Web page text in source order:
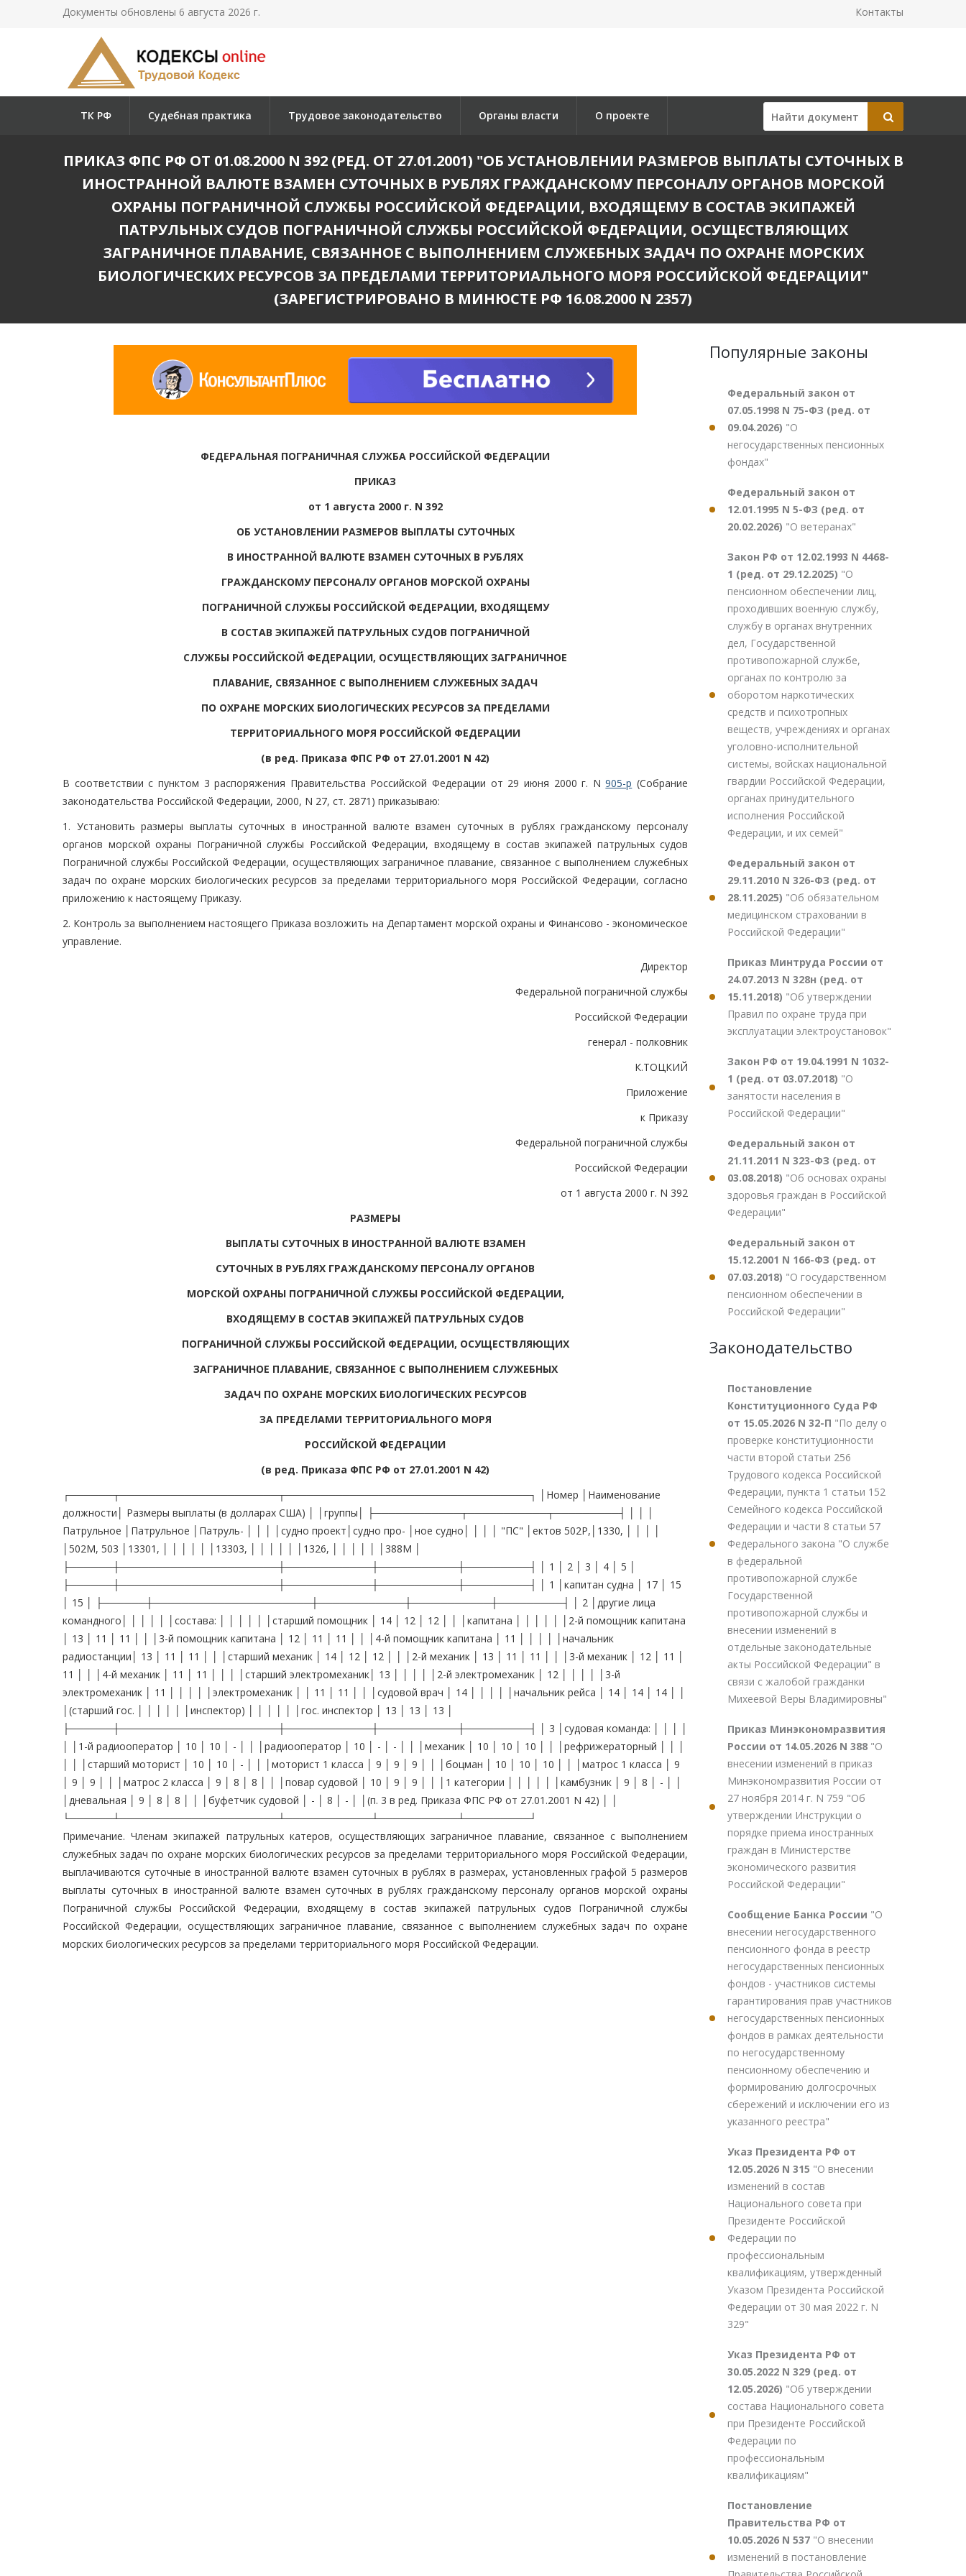
Документы обновлены 6 августа 2026 г. Контакты
ТК РФ Судебная практика Трудовое законодательство Органы власти О проекте
ПРИКАЗ ФПС РФ ОТ 01.08.2000 N 392 (РЕД. ОТ 27.01.2001) "ОБ УСТАНОВЛЕНИИ РАЗМЕРОВ ВЫПЛАТЫ СУТОЧНЫХ В
ИНОСТРАННОЙ ВАЛЮТЕ ВЗАМЕН СУТОЧНЫХ В РУБЛЯХ ГРАЖДАНСКОМУ ПЕРСОНАЛУ ОРГАНОВ МОРСКОЙ
ОХРАНЫ ПОГРАНИЧНОЙ СЛУЖБЫ РОССИЙСКОЙ ФЕДЕРАЦИИ, ВХОДЯЩЕМУ В СОСТАВ ЭКИПАЖЕЙ
ПАТРУЛЬНЫХ СУДОВ ПОГРАНИЧНОЙ СЛУЖБЫ РОССИЙСКОЙ ФЕДЕРАЦИИ, ОСУЩЕСТВЛЯЮЩИХ
ЗАГРАНИЧНОЕ ПЛАВАНИЕ, СВЯЗАННОЕ С ВЫПОЛНЕНИЕМ СЛУЖЕБНЫХ ЗАДАЧ ПО ОХРАНЕ МОРСКИХ
БИОЛОГИЧЕСКИХ РЕСУРСОВ ЗА ПРЕДЕЛАМИ ТЕРРИТОРИАЛЬНОГО МОРЯ РОССИЙСКОЙ ФЕДЕРАЦИИ"
(ЗАРЕГИСТРИРОВАНО В МИНЮСТЕ РФ 16.08.2000 N 2357)
ФЕДЕРАЛЬНАЯ ПОГРАНИЧНАЯ СЛУЖБА РОССИЙСКОЙ ФЕДЕРАЦИИ
ПРИКАЗ
от 1 августа 2000 г. N 392
ОБ УСТАНОВЛЕНИИ РАЗМЕРОВ ВЫПЛАТЫ СУТОЧНЫХ
В ИНОСТРАННОЙ ВАЛЮТЕ ВЗАМЕН СУТОЧНЫХ В РУБЛЯХ
ГРАЖДАНСКОМУ ПЕРСОНАЛУ ОРГАНОВ МОРСКОЙ ОХРАНЫ
ПОГРАНИЧНОЙ СЛУЖБЫ РОССИЙСКОЙ ФЕДЕРАЦИИ, ВХОДЯЩЕМУ
В СОСТАВ ЭКИПАЖЕЙ ПАТРУЛЬНЫХ СУДОВ ПОГРАНИЧНОЙ
СЛУЖБЫ РОССИЙСКОЙ ФЕДЕРАЦИИ, ОСУЩЕСТВЛЯЮЩИХ ЗАГРАНИЧНОЕ
ПЛАВАНИЕ, СВЯЗАННОЕ С ВЫПОЛНЕНИЕМ СЛУЖЕБНЫХ ЗАДАЧ
ПО ОХРАНЕ МОРСКИХ БИОЛОГИЧЕСКИХ РЕСУРСОВ ЗА ПРЕДЕЛАМИ
ТЕРРИТОРИАЛЬНОГО МОРЯ РОССИЙСКОЙ ФЕДЕРАЦИИ
(в ред. Приказа ФПС РФ от 27.01.2001 N 42)
В соответствии с пунктом 3 распоряжения Правительства Российской Федерации от 29 июня 2000 г. N905-р (Собрание
законодательства Российской Федерации, 2000, N 27, ст. 2871) приказываю:
1. Установить размеры выплаты суточных в иностранной валюте взамен суточных в рублях гражданскому персоналу
органов морской охраны Пограничной службы Российской Федерации, входящему в состав экипажей патрульных судов
Пограничной службы Российской Федерации, осуществляющих заграничное плавание, связанное с выполнением служебных
задач по охране морских биологических ресурсов за пределами территориального моря Российской Федерации, согласно
приложению к настоящему Приказу.
2. Контроль за выполнением настоящего Приказа возложить на Департамент морской охраны и Финансово - экономическое
управление.
Директор
Федеральной пограничной службы
Российской Федерации
генерал - полковник
К.ТОЦКИЙ
Приложение
к Приказу
Федеральной пограничной службы
Российской Федерации
от 1 августа 2000 г. N 392
РАЗМЕРЫ
ВЫПЛАТЫ СУТОЧНЫХ В ИНОСТРАННОЙ ВАЛЮТЕ ВЗАМЕН
СУТОЧНЫХ В РУБЛЯХ ГРАЖДАНСКОМУ ПЕРСОНАЛУ ОРГАНОВ
МОРСКОЙ ОХРАНЫ ПОГРАНИЧНОЙ СЛУЖБЫ РОССИЙСКОЙ ФЕДЕРАЦИИ,
ВХОДЯЩЕМУ В СОСТАВ ЭКИПАЖЕЙ ПАТРУЛЬНЫХ СУДОВ
ПОГРАНИЧНОЙ СЛУЖБЫ РОССИЙСКОЙ ФЕДЕРАЦИИ, ОСУЩЕСТВЛЯЮЩИХ
ЗАГРАНИЧНОЕ ПЛАВАНИЕ, СВЯЗАННОЕ С ВЫПОЛНЕНИЕМ СЛУЖЕБНЫХ
ЗАДАЧ ПО ОХРАНЕ МОРСКИХ БИОЛОГИЧЕСКИХ РЕСУРСОВ
ЗА ПРЕДЕЛАМИ ТЕРРИТОРИАЛЬНОГО МОРЯ
РОССИЙСКОЙ ФЕДЕРАЦИИ
(в ред. Приказа ФПС РФ от 27.01.2001 N 42)
┌──────┬──────────────────────┬──────────────────────────────────┐ │Номер │Наименование
должности│ Размеры выплаты (в долларах США) │ │группы│ ├────────────┬───────────┬─────────┤ │ │ │
Патрульное │Патрульное │Патруль- │ │ │ │судно проект│судно про- │ное судно│ │ │ │ "ПС" │ектов 502Р,│1330, │ │ │ │
│502М, 503 │13301, │ │ │ │ │ │13303, │ │ │ │ │ │1326, │ │ │ │ │ │388М │
├──────┼──────────────────────┼────────────┼───────────┼─────────┤ │ 1 │ 2 │ 3 │ 4 │ 5 │
├──────┼──────────────────────┼────────────┼───────────┼─────────┤ │ 1 │капитан судна │ 17 │ 15
│ 15 │ ├──────┼──────────────────────┼────────────┼───────────┼─────────┤ │ 2 │другие лица
командного│ │ │ │ │ │состава: │ │ │ │ │ │старший помощник │ 14 │ 12 │ 12 │ │ │капитана │ │ │ │ │ │2-й помощник капитана
│ 13 │ 11 │ 11 │ │ │3-й помощник капитана │ 12 │ 11 │ 11 │ │ │4-й помощник капитана │ 11 │ │ │ │ │начальник
радиостанции│ 13 │ 11 │ 11 │ │ │старший механик │ 14 │ 12 │ 12 │ │ │2-й механик │ 13 │ 11 │ 11 │ │ │3-й механик │ 12 │ 11 │
11 │ │ │4-й механик │ 11 │ 11 │ │ │ │старший электромеханик│ 13 │ │ │ │ │2-й электромеханик │ 12 │ │ │ │ │3-й
электромеханик │ 11 │ │ │ │ │электромеханик │ │ 11 │ 11 │ │ │судовой врач │ 14 │ │ │ │ │начальник рейса │ 14 │ 14 │ 14 │ │
│(старший гос. │ │ │ │ │ │инспектор) │ │ │ │ │ │гос. инспектор │ 13 │ 13 │ 13 │
├──────┼──────────────────────┼────────────┼───────────┼─────────┤ │ 3 │судовая команда: │ │ │ │
│ │1-й радиооператор │ 10 │ 10 │ - │ │ │радиооператор │ 10 │ - │ - │ │ │механик │ 10 │ 10 │ 10 │ │ │рефрижераторный │ │ │
│ │ │старший моторист │ 10 │ 10 │ - │ │ │моторист 1 класса │ 9 │ 9 │ 9 │ │ │боцман │ 10 │ 10 │ 10 │ │ │матрос 1 класса │ 9
│ 9 │ 9 │ │ │матрос 2 класса │ 9 │ 8 │ 8 │ │ │повар судовой │ 10 │ 9 │ 9 │ │ │1 категории │ │ │ │ │ │камбузник │ 9 │ 8 │ - │ │
│дневальная │ 9 │ 8 │ 8 │ │ │буфетчик судовой │ - │ 8 │ - │ │(п. 3 в ред. Приказа ФПС РФ от 27.01.2001 N 42) │ │
└──────┴──────────────────────┴────────────┴───────────┴─────────┘
Примечание. Членам экипажей патрульных катеров, осуществляющих заграничное плавание, связанное с выполнением
служебных задач по охране морских биологических ресурсов за пределами территориального моря Российской Федерации,
выплачиваются суточные в иностранной валюте взамен суточных в рублях в размерах, установленных графой 5 размеров
выплаты суточных в иностранной валюте взамен суточных в рублях гражданскому персоналу органов морской охраны
Пограничной службы Российской Федерации, входящему в состав экипажей патрульных судов Пограничной службы
Российской Федерации, осуществляющих заграничное плавание, связанное с выполнением служебных задач по охране
морских биологических ресурсов за пределами территориального моря Российской Федерации.
Популярные законы
Федеральный закон от
07.05.1998 N 75-ФЗ (ред. от
09.04.2026) "О
негосударственных пенсионных
фондах"
Федеральный закон от
12.01.1995 N 5-ФЗ (ред. от
20.02.2026) "О ветеранах"
Закон РФ от 12.02.1993 N 4468-
1 (ред. от 29.12.2025) "О
пенсионном обеспечении лиц,
проходивших военную службу,
службу в органах внутренних
дел, Государственной
противопожарной службе,
органах по контролю за
оборотом наркотических
средств и психотропных
веществ, учреждениях и органах
уголовно-исполнительной
системы, войсках национальной
гвардии Российской Федерации,
органах принудительного
исполнения Российской
Федерации, и их семей"
Федеральный закон от
29.11.2010 N 326-ФЗ (ред. от
28.11.2025) "Об обязательном
медицинском страховании в
Российской Федерации"
Приказ Минтруда России от
24.07.2013 N 328н (ред. от
15.11.2018) "Об утверждении
Правил по охране труда при
эксплуатации электроустановок"
Закон РФ от 19.04.1991 N 1032-
1 (ред. от 03.07.2018) "О
занятости населения в
Российской Федерации"
Федеральный закон от
21.11.2011 N 323-ФЗ (ред. от
03.08.2018) "Об основах охраны
здоровья граждан в Российской
Федерации"
Федеральный закон от
15.12.2001 N 166-ФЗ (ред. от
07.03.2018) "О государственном
пенсионном обеспечении в
Российской Федерации"
Законодательство
Постановление
Конституционного Суда РФ
от 15.05.2026 N 32-П "По делу о
проверке конституционности
части второй статьи 256
Трудового кодекса Российской
Федерации, пункта 1 статьи 152
Семейного кодекса Российской
Федерации и части 8 статьи 57
Федерального закона "О службе
в федеральной
противопожарной службе
Государственной
противопожарной службы и
внесении изменений в
отдельные законодательные
акты Российской Федерации" в
связи с жалобой гражданки
Михеевой Веры Владимировны"
Приказ Минэкономразвития
России от 14.05.2026 N 388 "О
внесении изменений в приказ
Минэкономразвития России от
27 ноября 2014 г. N 759 "Об
утверждении Инструкции о
порядке приема иностранных
граждан в Министерстве
экономического развития
Российской Федерации"
Сообщение Банка России "О
внесении негосударственного
пенсионного фонда в реестр
негосударственных пенсионных
фондов - участников системы
гарантирования прав участников
негосударственных пенсионных
фондов в рамках деятельности
по негосударственному
пенсионному обеспечению и
формированию долгосрочных
сбережений и исключении его из
указанного реестра"
Указ Президента РФ от
12.05.2026 N 315 "О внесении
изменений в состав
Национального совета при
Президенте Российской
Федерации по
профессиональным
квалификациям, утвержденный
Указом Президента Российской
Федерации от 30 мая 2022 г. N
329"
Указ Президента РФ от
30.05.2022 N 329 (ред. от
12.05.2026) "Об утверждении
состава Национального совета
при Президенте Российской
Федерации по
профессиональным
квалификациям"
Постановление
Правительства РФ от
10.05.2026 N 537 "О внесении
изменений в постановление